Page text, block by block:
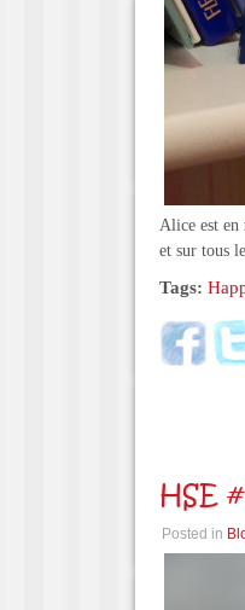
Alice est en
et sur tous
Tags:
HSE
Posted in